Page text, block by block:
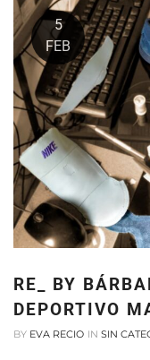
5
FEB
RE_ BY
DEPORTIVO
BY EVA RECIO IN SIN